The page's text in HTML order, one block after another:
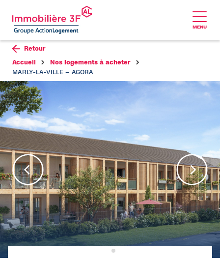
Aller au contenu
MENU
Retour
Accueil
Nos logements à acheter
MARLY-LA-VILLE – AGORA